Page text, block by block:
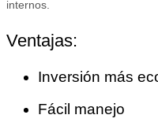
internos.
Ventajas:
Inversión más
Fácil manejo